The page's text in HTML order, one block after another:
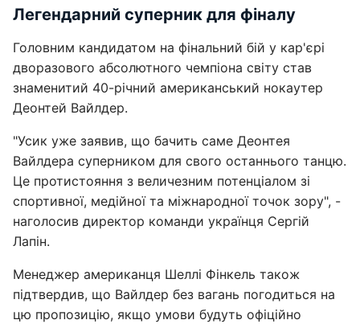
Легендарний суперник для фіналу
Головним кандидатом на фінальний бій у кар'єрі
дворазового абсолютного чемпіона світу став
знаменитий 40-річний американський нокаутер
Деонтей Вайлдер.
"Усик уже заявив, що бачить саме Деонтея
Вайлдера суперником для свого останнього танцю.
Це протистояння з величезним потенціалом зі
спортивної, медійної та міжнародної точок зору", -
наголосив директор команди українця Сергій
Лапін.
Менеджер американця Шеллі Фінкель також
підтвердив, що Вайлдер без вагань погодиться на
цю пропозицію, якщо умови будуть офіційно